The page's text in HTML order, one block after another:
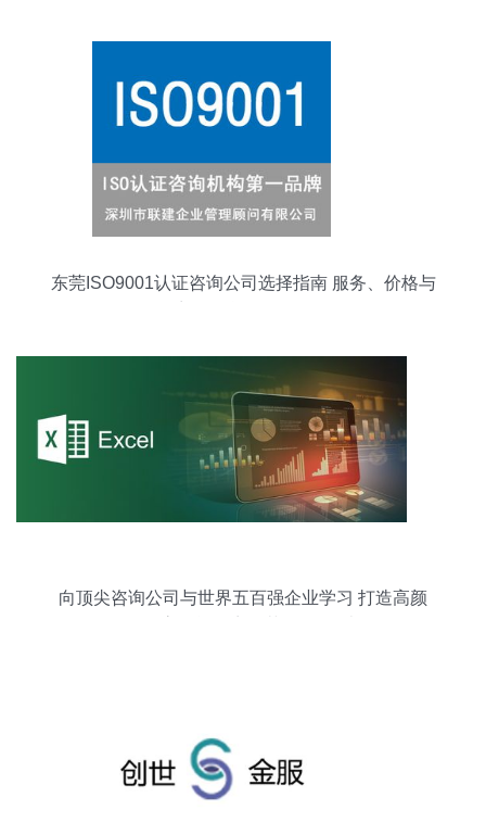
东莞ISO9001认证咨询公司选择指南 服务、价格与
向顶尖咨询公司与世界五百强企业学习 打造高颜